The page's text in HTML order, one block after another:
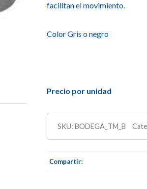
facilitan el movimiento.
Color Gris o negro
Precio por unidad
SKU: BODEGA_TM_B
Compartir: